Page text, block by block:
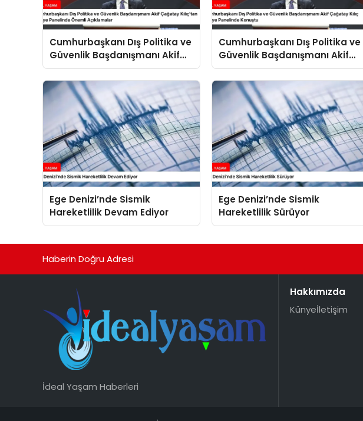
Cumhurbaşkanı Dış Politika ve
Güvenlik Başdanışmanı Akif
Çağatay Kılıç’tan Suriye
Panelinde Önemli Açıklamalar
Cumhurbaşkanı Dış Politika ve
Güvenlik Başdanışmanı Akif
Çağatay Kılıç Suriye Panelinde
Konuştu
Ege Denizi’nde Sismik
Hareketlilik Devam Ediyor
Ege Denizi’nde Sismik
Hareketlilik Sürüyor
Haberin Doğru Adresi
İdeal Yaşam Haberleri
Hakkımızda
Künyeİletişim